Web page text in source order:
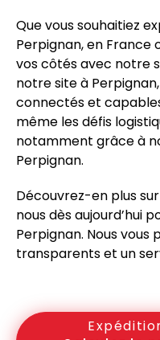
Que vous souhaitiez
Perpignan, en France
vos côtés avec notre
notre site à
connectés et
même les défis
notamment grâce à
Perpignan.
Découvrez-en plus
nous dès aujourd’hui
Perpignan. Nous vous
transparents et un